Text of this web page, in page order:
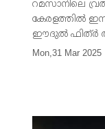
ഫിത്ർ;
റമസാനിലെ
കേരളത്തിൽ
ഈദുൽ ഫിത്ർ
സംസ്ഥാനത്ത്
Mon,31 Mar 2025